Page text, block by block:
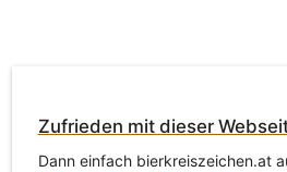
Zufrieden mit dieser
Dann einfach bierkreiszeichen.at